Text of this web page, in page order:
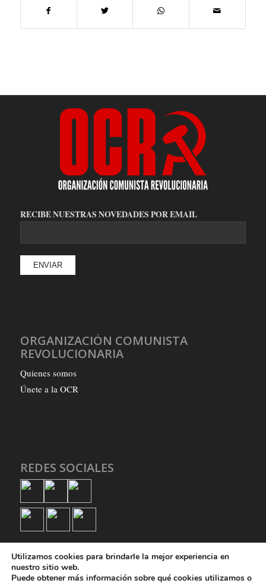
RECIBE NUESTRAS NOVEDADES POR EMAIL
ORGANIZACIÓN COMUNISTA
REVOLUCIONARIA
Quienes somos
Únete a la OCR
REDES SOCIALES
Utilizamos cookies para brindarle la mejor experiencia en
nuestro sitio web.
Puede obtener más información sobre qué cookies utilizamos o